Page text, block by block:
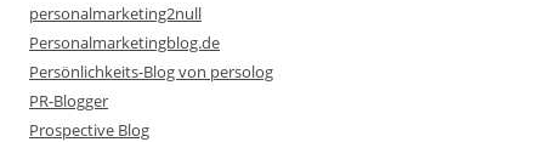
personalmarketing2null
Personalmarketingblog.de
Persönlichkeits-Blog von persolog
PR-Blogger
Prospective Blog